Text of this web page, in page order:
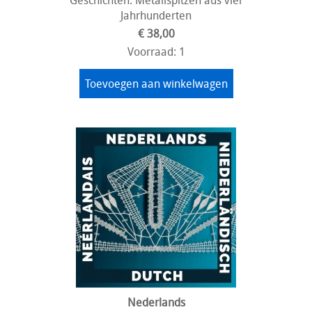
Jahrhunderten
€ 38,00
Voorraad: 1
Toevoegen aan winkelwagen
Nederlands